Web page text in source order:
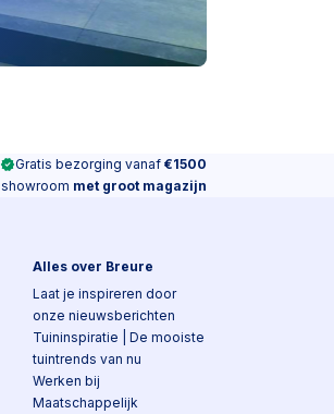
Gratis bezorging vanaf €1500
showroom met groot magazijn
Alles over Breure
Laat je inspireren door
onze nieuwsberichten
Tuininspiratie | De mooiste
tuintrends van nu
Werken bij
Maatschappelijk